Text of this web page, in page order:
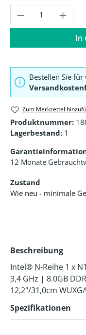
Produkt
In
Bestellen Sie für
Zum Merkzettel
Produktnummer:
Lagerbestand: 1
12 Monate
Zustand
Wie neu - minimale
Beschreibung
Intel® N-Reihe 1 x
3,4 GHz | 8.0GB
12,2"/31,0cm
Spezifikationen